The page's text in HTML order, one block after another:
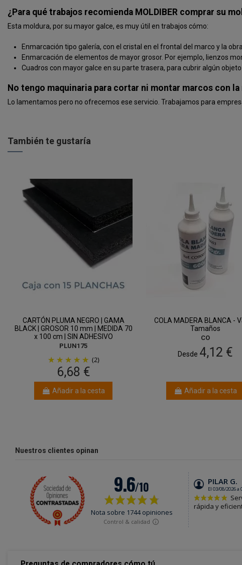
¿Para qué trabajos recomienda MOLDIBER comprar su
Esta moldura, por su mayor galce, es muy útil en trabajos cómo:
Enmarcación tipo galería, con el cristal en el frontal del marco y la
Enmarcación de elementos de mayor grosor. Por ejemplo, lienzos
Cuadros con mayor galce en su parte trasera, para cubrir algún
No tengo maquinaria para cortar ni montar marcos con
Lo lamentamos pero no ofrecemos ese servicio. Trabajamos para
También te gustaría
CARTÓN PLUMA NEGRO | GAMA
BLACK | GROSOR 10 mm | MEDIDA 70
x 100 cm | SIN ADHESIVO
PLUN175
(2)
6,68 €
Añadir a la cesta
COLA MADERA BLANCA -
Tamaños
CO
Desde 4,12 €
Añadir a la cesta
Nuestros clientes opinan